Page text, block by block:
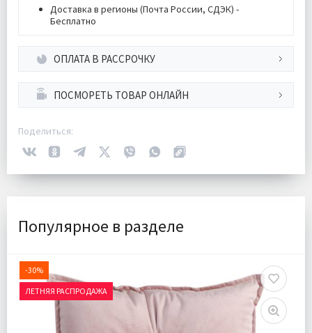
Доставка в регионы (Почта России, СДЭК) -
Бесплатно
ОПЛАТА В РАССРОЧКУ
ПОСМОРЕТЬ ТОВАР ОНЛАЙН
Поделиться:
Популярное в разделе
-30%
ЛЕТНЯЯ РАСПРОДАЖА